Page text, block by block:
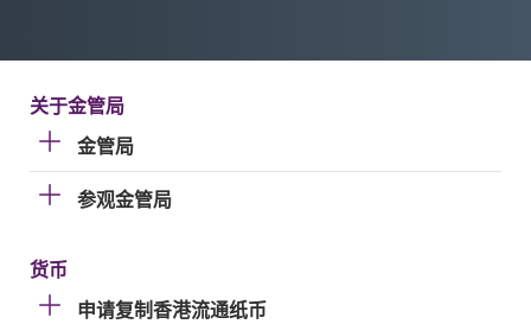
关于金管局
金管局
参观金管局
货币
申请复制香港流通纸币